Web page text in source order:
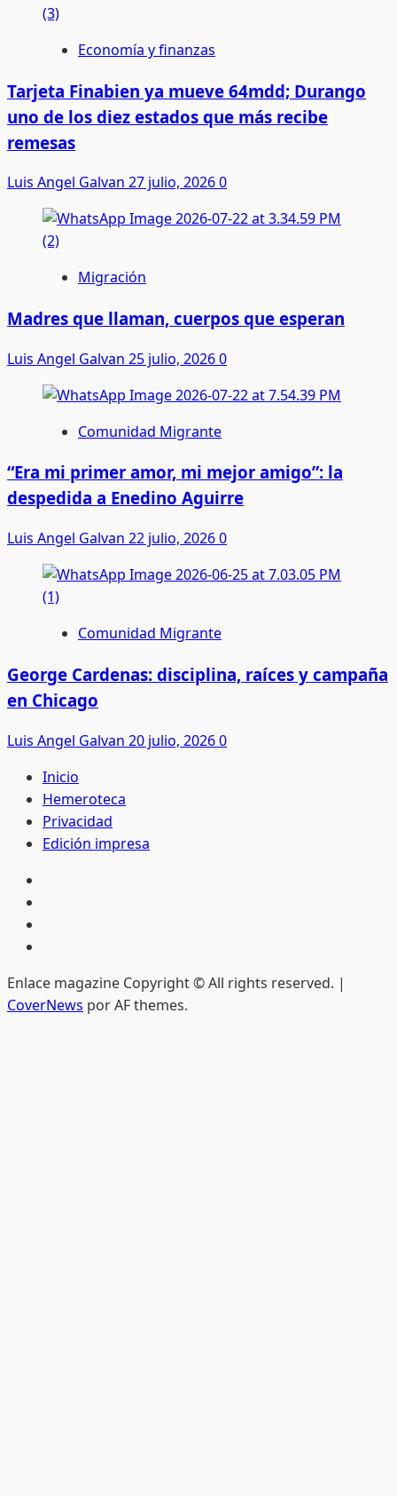
Economía y finanzas
Tarjeta Finabien ya mueve 64mdd; Durango
uno de los diez estados que más recibe
remesas
Luis Angel Galvan 27 julio, 20260
Migración
Madres que llaman, cuerpos que esperan
Luis Angel Galvan 25 julio, 20260
Comunidad Migrante
“Era mi primer amor, mi mejor amigo”: la
despedida a Enedino Aguirre
Luis Angel Galvan 22 julio, 20260
Comunidad Migrante
George Cardenas: disciplina, raíces y campaña
en Chicago
Luis Angel Galvan 20 julio, 20260
Inicio
Hemeroteca
Privacidad
Edición impresa
Enlace magazine Copyright © All rights reserved. |
CoverNews por AF themes.